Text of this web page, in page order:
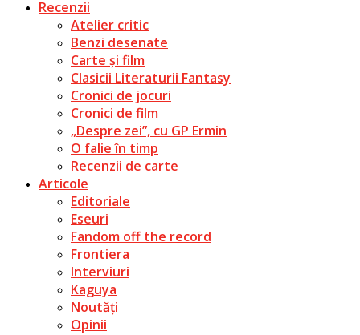
Recenzii
Atelier critic
Benzi desenate
Carte și film
Clasicii Literaturii Fantasy
Cronici de jocuri
Cronici de film
„Despre zei”, cu GP Ermin
O falie în timp
Recenzii de carte
Articole
Editoriale
Eseuri
Fandom off the record
Frontiera
Interviuri
Kaguya
Noutăți
Opinii